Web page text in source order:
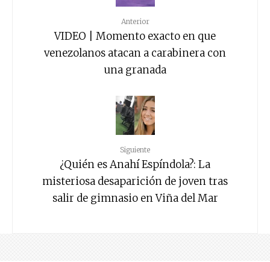
Anterior
VIDEO | Momento exacto en que
venezolanos atacan a carabinera con
una granada
Siguiente
¿Quién es Anahí Espíndola?: La
misteriosa desaparición de joven tras
salir de gimnasio en Viña del Mar